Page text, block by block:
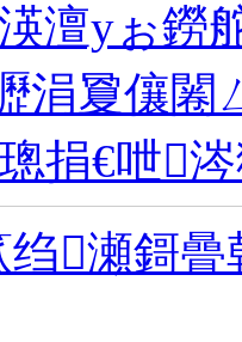
澶уぉ鐒
涓夐儴闂
捐€呭
瀬鎶